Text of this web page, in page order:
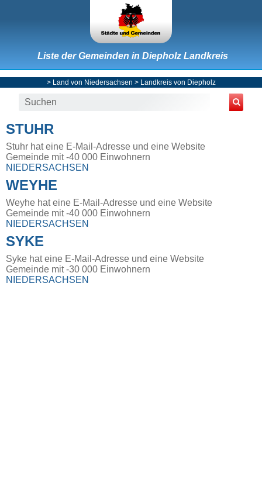
Liste der Gemeinden in Diepholz Landkreis
> Land von Niedersachsen > Landkreis von Diepholz
STUHR
Stuhr hat eine E-Mail-Adresse und eine Website
Gemeinde mit -40 000 Einwohnern
NIEDERSACHSEN
WEYHE
Weyhe hat eine E-Mail-Adresse und eine Website
Gemeinde mit -40 000 Einwohnern
NIEDERSACHSEN
SYKE
Syke hat eine E-Mail-Adresse und eine Website
Gemeinde mit -30 000 Einwohnern
NIEDERSACHSEN